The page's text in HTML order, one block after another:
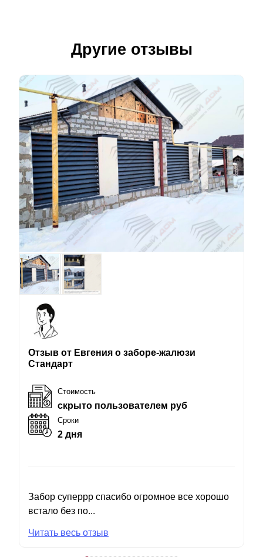
Другие отзывы
Отзыв от Евгения о заборе-жалюзи
Стандарт
Стоимость
скрыто пользователем руб
Сроки
2 дня
Забор суперрр спасибо огромное все хорошо
встало без по...
Читать весь отзыв